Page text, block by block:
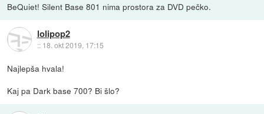
BeQuiet! Silent Base 801 nima prostora za DVD pečko.
lolipop2
:: 18. okt 2019, 17:15
Najlepša hvala!
Kaj pa Dark base 700? Bi šlo?